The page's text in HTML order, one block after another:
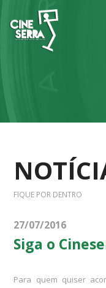
FIQUE POR DENTRO
27/07/2016
Siga o
Para quem quiser